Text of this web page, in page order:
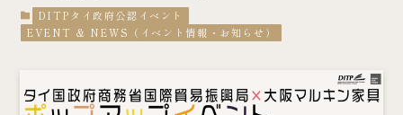
DITPタイ政府公認イベント
EVENT & NEWS（イベント情報・お知らせ）